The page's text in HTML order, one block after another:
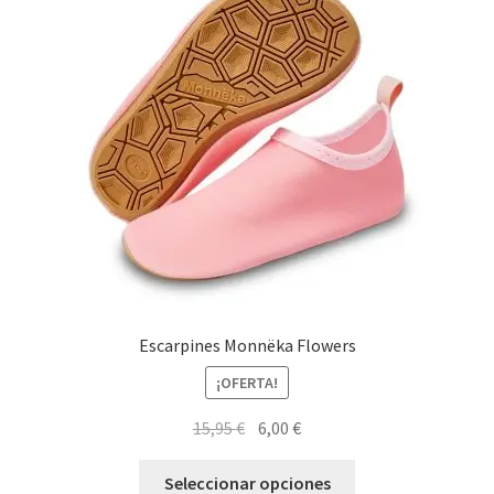
Escarpines Monnëka Flowers
¡OFERTA!
15,95€ El
original
6,00€El
actual
Seleccionar opciones